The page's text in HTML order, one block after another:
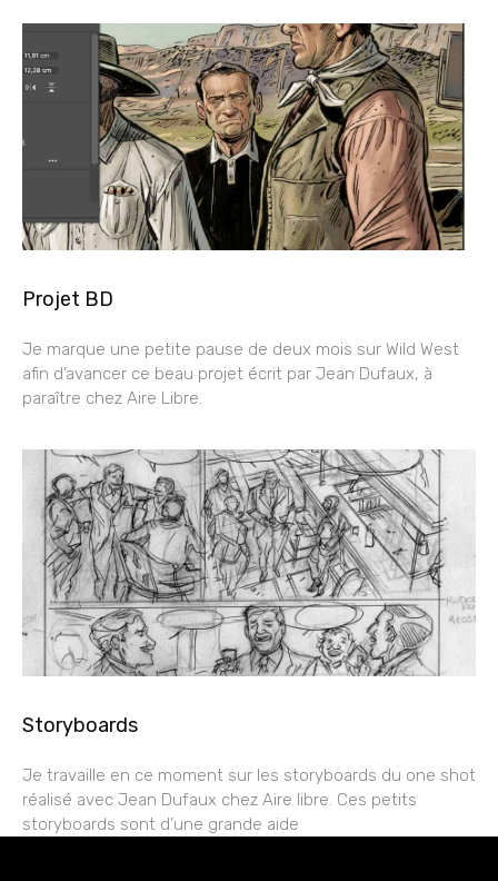
Projet BD
Je marque une petite pause de deux mois sur Wild West
afin d’avancer ce beau projet écrit par Jean Dufaux, à
paraître chez Aire Libre.
Storyboards
Je travaille en ce moment sur les storyboards du one shot
réalisé avec Jean Dufaux chez Aire libre. Ces petits
storyboards sont d’une grande aide